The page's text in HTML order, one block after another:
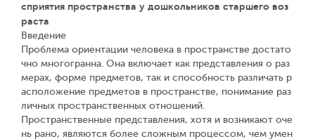
сприятия пространства у дошкольников старшего воз
раста
Введение
Проблема ориентации человека в пространстве достато
чно многогранна. Она включает как представления о раз
мерах, форме предметов, так и способность различать р
асположение предметов в пространстве, понимание раз
личных пространственных отношений.
Пространственные представления, хотя и возникают оче
нь рано, являются более сложным процессом, чем умен